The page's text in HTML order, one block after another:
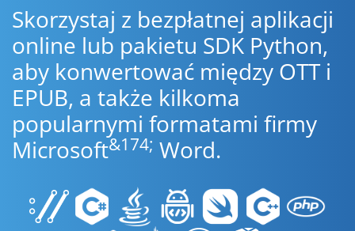
Skorzystaj z bezpłatnej aplikacji
online lub pakietu SDK Python,
aby konwertować między OTT i
EPUB, a także kilkoma
popularnymi formatami firmy
Microsoft&174; Word.